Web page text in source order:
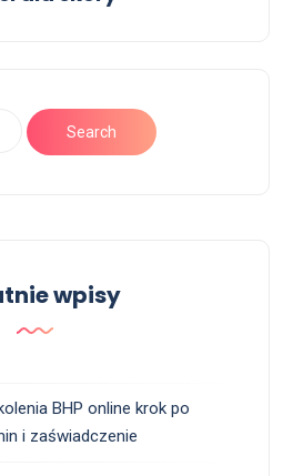
wpisy
BHP online krok po
i zaświadczenie